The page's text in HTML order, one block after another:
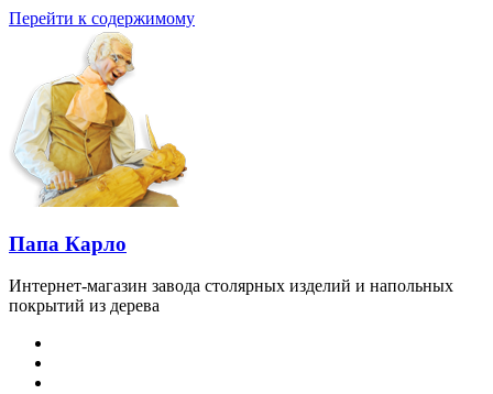
Перейти к содержимому
Папа Карло
Интернет-магазин завода столярных изделий и напольных
покрытий из дерева